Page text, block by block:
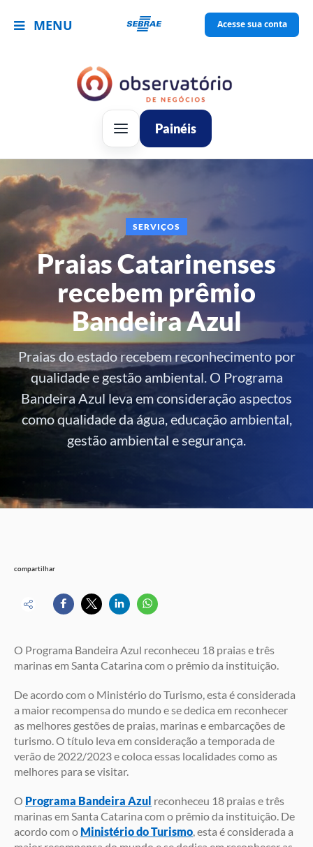
MENU Acesse sua conta
Painéis
SERVIÇOS
Praias Catarinenses
recebem prêmio
Bandeira Azul
Praias do estado recebem reconhecimento por
qualidade e gestão ambiental. O Programa
Bandeira Azul leva em consideração aspectos
como qualidade da água, educação ambiental,
gestão ambiental e segurança.
compartilhar
O Programa Bandeira Azul reconheceu 18 praias e três
marinas em Santa Catarina com o prêmio da instituição.
De acordo com o Ministério do Turismo, esta é considerada
a maior recompensa do mundo e se dedica em reconhecer
as melhores gestões de praias, marinas e embarcações de
turismo. O título leva em consideração a temporada de
verão de 2022/2023 e coloca essas localidades como as
melhores para se visitar.
O Programa Bandeira Azul reconheceu 18 praias e três
marinas em Santa Catarina com o prêmio da instituição. De
acordo com o Ministério do Turismo, esta é considerada a